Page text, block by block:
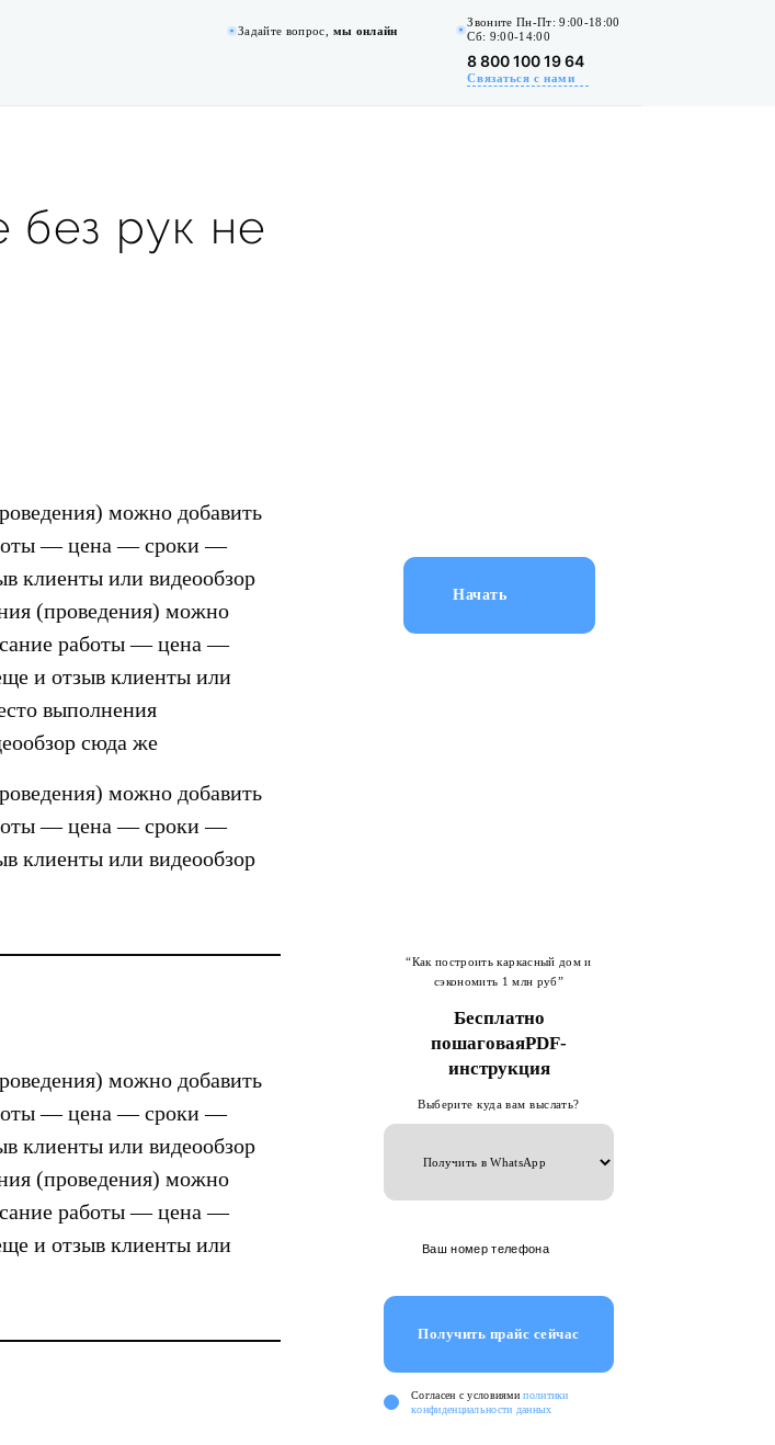
Задайте вопрос, мы онлайн
Звоните Пн-Пт: 9:00-18:00
Сб: 9:00-14:00
8 800 100 19 64
Связаться с нами
без рук не
можно добавить
— цена — сроки —
клиенты или видеообзор
(проведения) можно
работы — цена —
и отзыв клиенты или
выполнения
сюда же
можно добавить
— цена — сроки —
клиенты или видеообзор
можно добавить
— цена — сроки —
клиенты или видеообзор
(проведения) можно
работы — цена —
и отзыв клиенты или
Начать
“Как построить каркасный дом и
сэкономить 1 млн руб”
Бесплатно
пошаговаяPDF-
инструкция
Выберите куда вам выслать?
Получить прайс сейчас
Cогласен с условиямиполитики
конфиденциальности данных